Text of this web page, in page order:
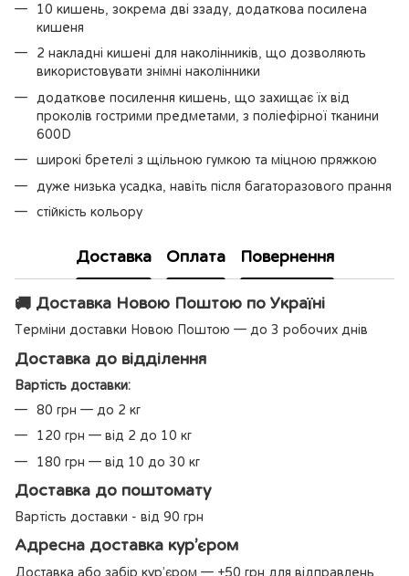
10 кишень, зокрема дві ззаду, додаткова посилена
кишеня
2 накладні кишені для наколінників, що дозволяють
використовувати знімні наколінники
додаткове посилення кишень, що захищає їх від
проколів гострими предметами, з поліефірної тканини
600D
широкі бретелі з щільною гумкою та міцною пряжкою
дуже низька усадка, навіть після багаторазового прання
стійкість кольору
Доставка Оплата Повернення
🚚 Доставка Новою Поштою по Україні
Терміни доставки Новою Поштою — до 3 робочих днів
Доставка до відділення
Вартість доставки:
80 грн — до 2 кг
120 грн — від 2 до 10 кг
180 грн — від 10 до 30 кг
Доставка до поштомату
Вартість доставки - від 90 грн
Адресна доставка кур’єром
Доставка або забір кур’єром — +50 грн для відправлень